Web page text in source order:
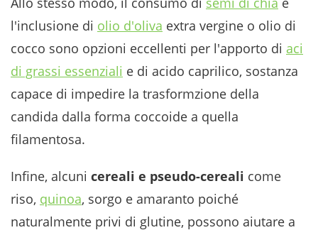
l'inclusione di olio d'oliva extra vergine o olio di
cocco sono opzioni eccellenti per l'apporto di aci
di grassi essenziali e di acido caprilico, sostanza
capace di impedire la trasformzione della
candida dalla forma coccoide a quella
filamentosa.
Infine, alcuni cereali e pseudo-cereali come
riso, quinoa, sorgo e amaranto poiché
naturalmente privi di glutine, possono aiutare a